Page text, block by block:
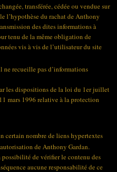
transférée, cédée ou vendue sur
l’hypothèse du rachat de Anthony
des dites informations à
tenu de la même obligation de
vis à vis de l’utilisateur du site
ne recueille pas d’informations
les dispositions de la loi du 1er juillet
mars 1996 relative à la protection
certain nombre de liens hypertextes
de Anthony Gardan.
possibilité de vérifier le contenu des
aucune responsabilité de ce